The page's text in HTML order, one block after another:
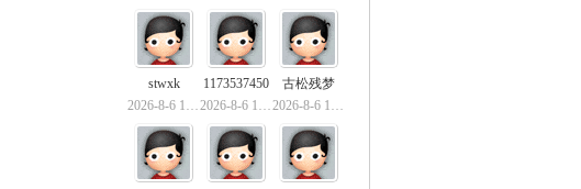
stwxk
2026-8-6 15:19
1173537450
2026-8-6 13:35
古松残梦
2026-8-6 12:35